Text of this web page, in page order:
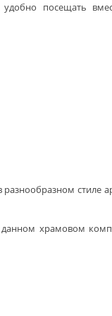
посещать
стиле
данном храмовом